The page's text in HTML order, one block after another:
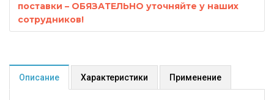
поставки – ОБЯЗАТЕЛЬНО уточняйте у наших
сотрудников!
Описание Характеристики Применение